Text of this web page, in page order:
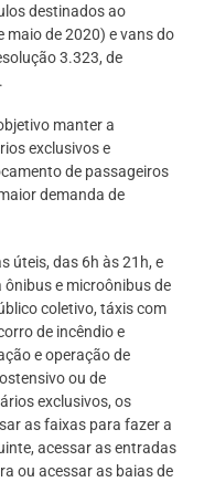
destinados ao
maio de 2020) e vans do
3.323, de
manter a
exclusivos e
de passageiros
demanda de
úteis, das 6h às 21h, e
e microônibus de
coletivo, táxis com
de incêndio e
e operação de
ou de
exclusivos, os
as faixas para fazer a
acessar as entradas
ou acessar as baias de